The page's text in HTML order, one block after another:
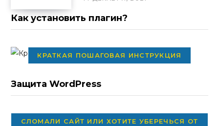
Как установить плагин?
КРАТКАЯ ПОШАГОВАЯ ИНСТРУКЦИЯ
Защита WordPress
СЛОМАЛИ САЙТ ИЛИ ХОТИТЕ УБЕРЕЧЬСЯ ОТ